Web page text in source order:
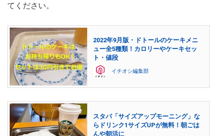
てください。
2022年9月版・ドトールのケーキメニ
ュー全5種類！カロリーやケーキセッ
ト・値段
イチオシ編集部
スタバ「サイズアップモーニング」な
らドリンク1サイズUPが無料！朝ごは
んや朝活に